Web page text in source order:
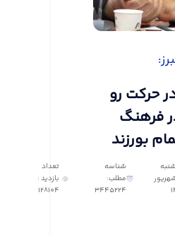
حرکت رو
فرهنگ
بورزند
شهریور
شناسه
مطلب:
3445224
تعداد
بازدید :
128104